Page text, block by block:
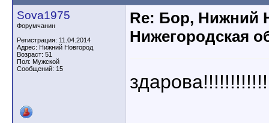
Sova1975
Форумчанин
Регистрация: 11.04.2014
Адрес: Нижний Новгород
Возраст: 51
Пол: Мужской
Сообщений: 15
Re: Бор, Нижний
Нижегородская